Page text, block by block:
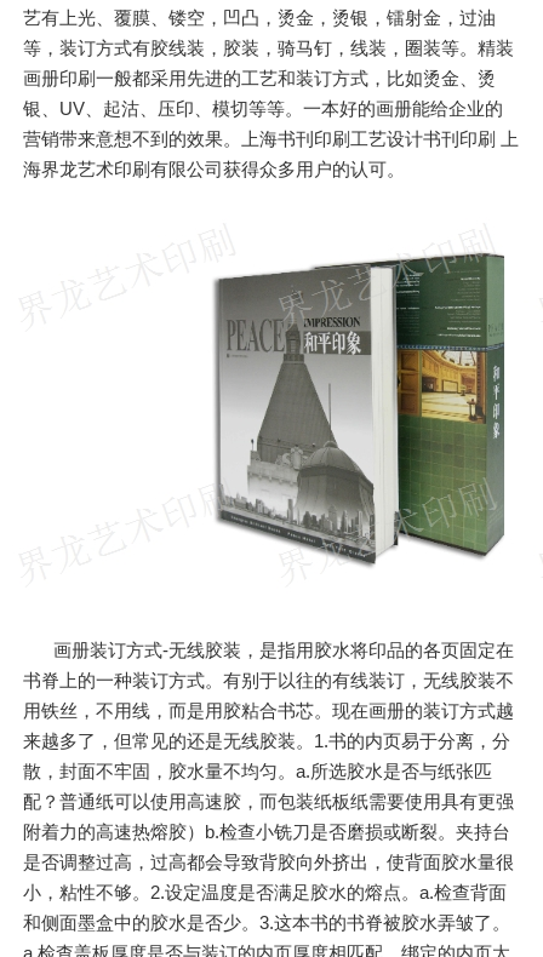
艺有上光、覆膜、镂空，凹凸，烫金，烫银，镭射金，过油
等，装订方式有胶线装，胶装，骑马钉，线装，圈装等。精装
画册印刷一般都采用先进的工艺和装订方式，比如烫金、烫
银、UV、起沽、压印、模切等等。一本好的画册能给企业的
营销带来意想不到的效果。上海书刊印刷工艺设计书刊印刷 上
海界龙艺术印刷有限公司获得众多用户的认可。
画册装订方式-无线胶装，是指用胶水将印品的各页固定在
书脊上的一种装订方式。有别于以往的有线装订，无线胶装不
用铁丝，不用线，而是用胶粘合书芯。现在画册的装订方式越
来越多了，但常见的还是无线胶装。1.书的内页易于分离，分
散，封面不牢固，胶水量不均匀。a.所选胶水是否与纸张匹
配？普通纸可以使用高速胶，而包装纸板纸需要使用具有更强
附着力的高速热熔胶）b.检查小铣刀是否磨损或断裂。夹持台
是否调整过高，过高都会导致背胶向外挤出，使背面胶水量很
小，粘性不够。2.设定温度是否满足胶水的熔点。a.检查背面
和侧面墨盒中的胶水是否少。3.这本书的书脊被胶水弄皱了。
a.检查盖板厚度是否与装订的内页厚度相匹配。绑定的内页太